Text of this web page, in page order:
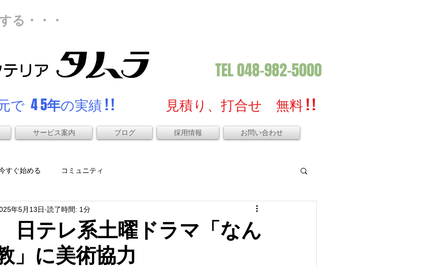
る・・・
TEL 048-982-5000
で 4 5年の実績 ! ! 見積り、打合せ 無料 ! !
サービス案内 ブログ 採用情報 お問い合わせ
すぐ始める コミュニティ
テレ系土曜ドラマ「なん
」に美術協力
年5月13日 読了時間: 1分